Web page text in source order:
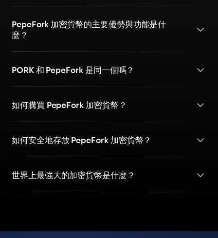
PepeFork 加密貨幣的主要優勢與功能是什
麼？
PORK 和 PepeFork 是同一個嗎？
如何購買 PepeFork 加密貨幣？
如何安全地存放 PepeFork 加密貨幣？
世界上最強大的加密貨幣是什麼？